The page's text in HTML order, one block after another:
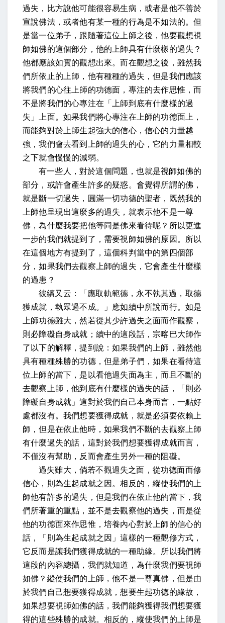
過失，比方說他可能很容易生病，或者是他不善於
宣說佛法，或者他有某一種的行為是不如法的。但
是當一位弟子，跟隨著這位上師之後，他要觀想視
師如佛的這個部分，他的上師具有什麼樣的過失？
他都應該如實的觀想出來。而在觀想之後，雖然我
們所依止的上師，他有種種的過失，但是我們應該
將我們的心往上師的功德面，專注的去作思惟，而
不是將我們的心專注在「上師到底有什麼樣的過
失」上面。如果我們將心專注在上師的功德面上，
而能夠對於上師生起強大的信心，信心的力量越
強，我們會去看到上師的過失的心，它的力量相較
之下就會慢慢的減弱。
有一些人，對於這個問題，也就是視師如佛的
部分，或許會產生許多的疑惑。會覺得所謂的佛，
就是斷一切過失，圓滿一切功德的聖者，既然我的
上師他呈現出這麼多的過失，就表示他不是一尊
佛，為什麼我要把他等同是佛來看待呢？所以更進
一步的我們就提到了，需要視師如佛的原因。所以
在這個地方有提到了，這個科判當中的第四個部
分，如果我們去觀察上師的過失，它會產生什麼樣
的過患？
彼續又云：「應取軌範德，永不執其過，取德
獲成就，執眾過不成。」應如續中所說而行。如是
上師功德雖大，然若從其少許過失之面而作觀察，
則必障礙自身成就 ；續中的這段話，宗喀巴大師作
了以下的解釋，提到說：如果我們的上師，雖然他
具有種種殊勝的功德，但是弟子們，如果在看待這
位上師的當下，是以看他過失面為主，而且不斷的
去觀察上師，他到底有什麼樣的過失的話，「則必
障礙自身成就」這對於我們自己本身而言，一點好
處都沒有。我們想要獲得成就，就是必須要依賴上
師，但是在依止他時，如果我們不斷的去觀察上師
有什麼過失的話，這對於我們想要獲得成就而言，
不僅沒有幫助，反而會產生另外一種的阻礙。
過失雖大，倘若不觀過失之面，從功德面而修
信心，則為生起成就之因 。相反的，縱使我們的上
師他有許多的過失，但是我們在依止他的當下，我
們所著重的重點，並不是去觀察他的過失，而是從
他的功德面來作思惟，培養內心對於上師的信心的
話，「則為生起成就之因」這樣的一種觀修方式，
它反而是讓我們獲得成就的一種助緣。所以我們將
這段的內容總攝，我們就知道，為什麼我們要視師
如佛？縱使我們的上師，他不是一尊真佛，但是由
於我們自己想要獲得成就，想要生起功德的緣故，
如果想要視師如佛的話，我們能夠獲得我們想要獲
得的這些殊勝的成就。相反的，縱使我們的上師是